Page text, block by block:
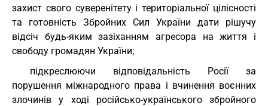
захист свого суверенітету і територіальної цілісності
та готовність Збройних Сил України дати рішучу
відсіч будь-яким зазіханням агресора на життя і
свободу громадян України;
підкреслюючи відповідальність Росії за
порушення міжнародного права і вчинення воєнних
злочинів у ході російсько-українського збройного